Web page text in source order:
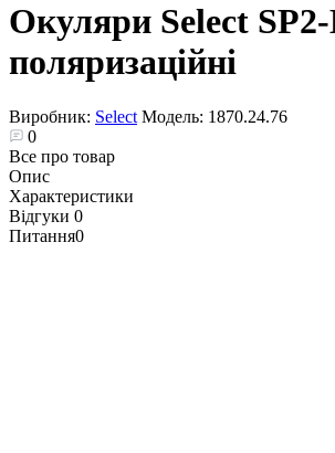
Окуляри Select
поляризаційні
Виробник: Select Модель: 1870.24.76
0
Все про товар
Опис
Характеристики
Відгуки 0
Питання0